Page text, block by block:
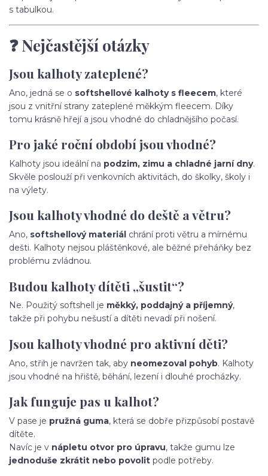
s tabulkou.
❓ Nejčastější otázky
Jsou kalhoty zateplené?
Ano, jedná se o softshellové kalhoty s fleecem, které
jsou z vnitřní strany zateplené měkkým fleecem. Díky
tomu krásně hřejí a jsou vhodné do chladnějšího počasí.
Pro jaké roční období jsou vhodné?
Kalhoty jsou ideální na podzim, zimu a chladné jarní dny.
Skvěle poslouží při venkovních aktivitách, do školky, školy i
na výlety.
Jsou kalhoty vhodné do deště a větru?
Ano, softshellový materiál chrání proti větru a mírnému
dešti. Kalhoty nejsou pláštěnkové, ale běžné přeháňky bez
problému zvládnou.
Budou kalhoty dítěti „šustit“?
Ne. Použitý softshell je měkký, poddajný a příjemný,
takže při pohybu nešustí a dítěti nevadí při nošení.
Jsou kalhoty vhodné pro aktivní děti?
Ano, střih je navržen tak, aby neomezoval pohyb. Kalhoty
jsou vhodné na hřiště, běhání, lezení i dlouhé procházky.
Jak funguje pas u kalhot?
V pase je pružná guma, která se dobře přizpůsobí postavě
dítěte.
Navíc je v nápletu otvor pro úpravu, takže gumu lze
jednoduše zkrátit nebo povolit podle potřeby.